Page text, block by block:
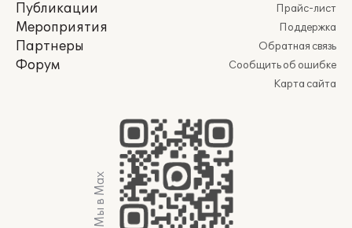
Публикации
Мероприятия
Партнеры
Форум
Прайс-лист
Поддержка
Обратная связь
Сообщить об ошибке
Карта сайта
Мы в Max